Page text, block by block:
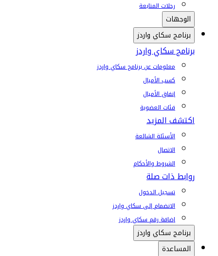
رحلات المتابعة
الوجهات
برنامج سكاي واردز
برنامج سكاي واردز
معلومات عن برنامج سكاي واردز
كسب الأميال
إنفاق الأميال
فئات العضوية
اكتشف المزيد
الأسئلة الشائعة
الاتصال
الشروط والأحكام
روابط ذات صلة
تسجيل الدخول
الانضمام إلى سكاي واردز
إضافة رقم سكاي واردز
برنامج سكاي واردز
المساعدة